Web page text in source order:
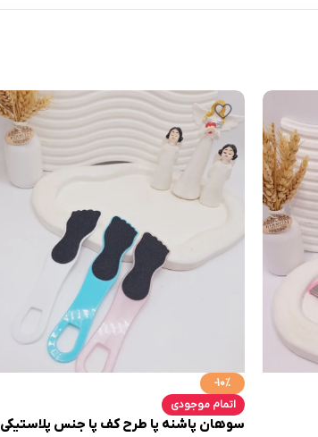
-10%
اتمام موجودی
سوهان پاشنه پا طرح کف پا جنس پلاستیکی